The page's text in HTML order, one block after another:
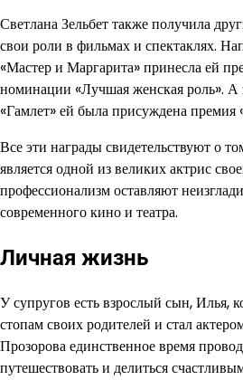
Светлана Зельбет также получила
свои роли в фильмах и спектаклях.
«Мастер и Маргарита» принесла ей
номинации «Лучшая женская роль». А
«Гамлет» ей была присуждена премия
Все эти награды свидетельствуют о
является одной из великих актрис
профессионализм оставляют
современного кино и театра.
Личная жизнь
У супругов есть взрослый сын, Илья,
стопам своих родителей и стал
Прозорова единственное время
путешествовать и делиться